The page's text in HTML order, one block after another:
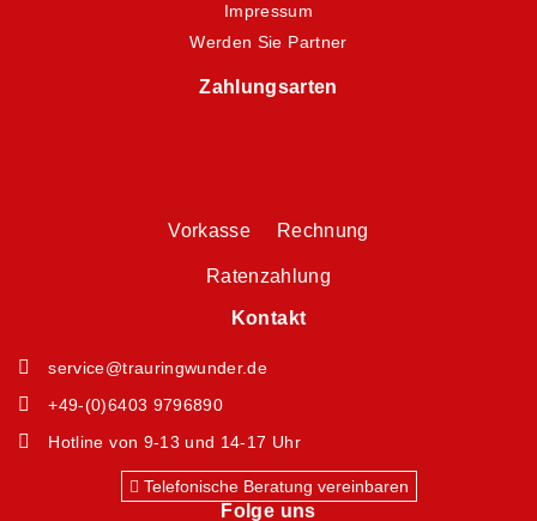
Impressum
Werden Sie Partner
Zahlungsarten
Vorkasse Rechnung
Ratenzahlung
Kontakt
service@trauringwunder.de
+49-(0)6403 9796890
Hotline von 9-13 und 14-17 Uhr
Telefonische Beratung vereinbaren
Folge uns